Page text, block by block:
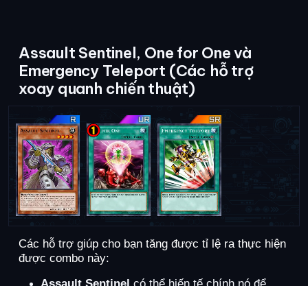
Assault Sentinel, One for One và
Emergency Teleport (Các hỗ trợ
xoay quanh chiến thuật)
Các hỗ trợ giúp cho bạn tăng được tỉ lệ ra thực hiện
được combo này: